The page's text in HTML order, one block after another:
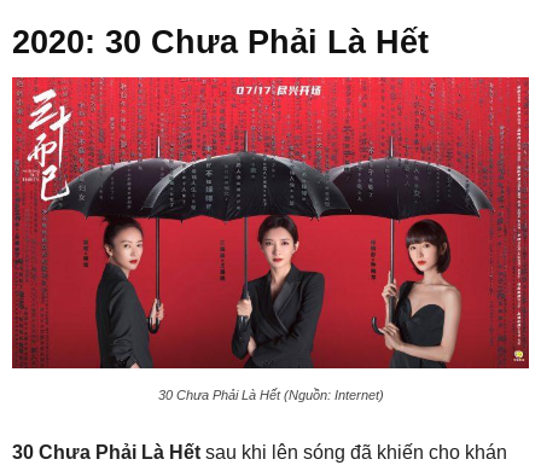
2020: 30 Chưa Phải Là Hết
30 Chưa Phải Là Hết (Nguồn: Internet)
30 Chưa Phải Là Hếtsau khi lên sóng đã khiến cho khán